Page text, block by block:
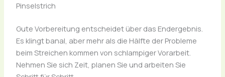
Pinselstrich
Gute Vorbereitung entscheidet über das Endergebnis.
Es klingt banal, aber mehr als die Hälfte der Probleme
beim Streichen kommen von schlampiger Vorarbeit.
Nehmen Sie sich Zeit, planen Sie und arbeiten Sie